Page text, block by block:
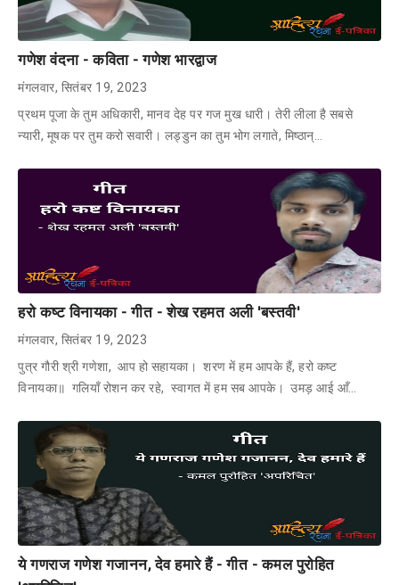
गणेश वंदना - कविता - गणेश भारद्वाज
मंगलवार, सितंबर 19, 2023
प्रथम पूजा के तुम अधिकारी, मानव देह पर गज मुख धारी। तेरी लीला है सबसे
न्यारी, मूषक पर तुम करो सवारी। लड्डुन का तुम भोग लगाते, मिष्ठान्…
हरो कष्ट विनायका - गीत - शेख रहमत अली 'बस्तवी'
मंगलवार, सितंबर 19, 2023
पुत्र गौरी श्री गणेशा, आप हो सहायका। शरण में हम आपके हैं, हरो कष्ट
विनायका॥ गलियाँ रोशन कर रहे, स्वागत में हम सब आपके। उमड़ आई आँ…
ये गणराज गणेश गजानन, देव हमारे हैं - गीत - कमल पुरोहित